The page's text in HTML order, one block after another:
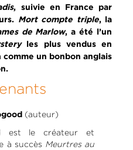
, suivie en France par
Mort compte triple, la
de Marlow, a été l’un
les plus vendus en
comme un bonbon anglais
(auteur)
est le créateur et
à succès Meurtres au